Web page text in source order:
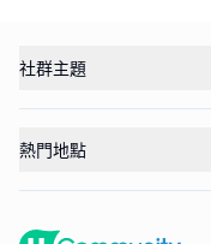
社群主題
熱門地點